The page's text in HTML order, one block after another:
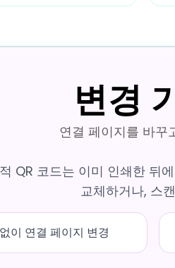
변경
연결 페이지를 바꾸
QR 코드는 이미 인쇄한 뒤
교체하거나, 스
이 연결 페이지 변경